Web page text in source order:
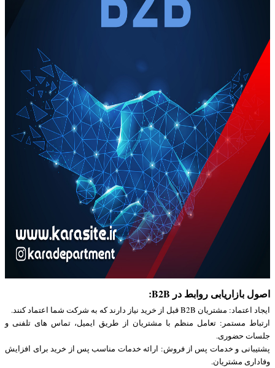
اصول بازاریابی روابط در B2B:
ایجاد اعتماد: مشتریان B2B قبل از خرید نیاز دارند که به شرکت شما اعتماد کنند.
ارتباط مستمر: تعامل منظم با مشتریان از طریق ایمیل، تماس های تلفنی و
جلسات حضوری.
پشتیبانی و خدمات پس از فروش: ارائه خدمات مناسب پس از خرید برای افزایش
وفاداری مشتریان.